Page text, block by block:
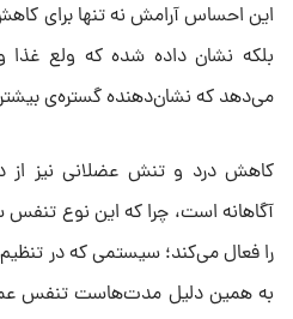
این احساس آرامش نه تنها برای
بلکه نشان داده شده که ولع غذا
می‌دهد که نشان‌دهنده گستره‌ی
کاهش درد و تنش عضلانی نیز از
آگاهانه است، چرا که این نوع تنفس
را فعال می‌کند؛ سیستمی که در
به همین دلیل مدت‌هاست تنفس